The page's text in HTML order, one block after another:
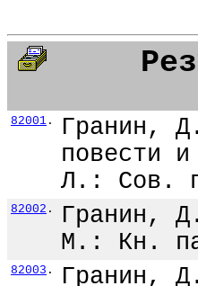
82001 .
Гранин,
повести
Л.: Сов.
82002 .
Гранин,
М.: Кн.
82003 .
Гранин,